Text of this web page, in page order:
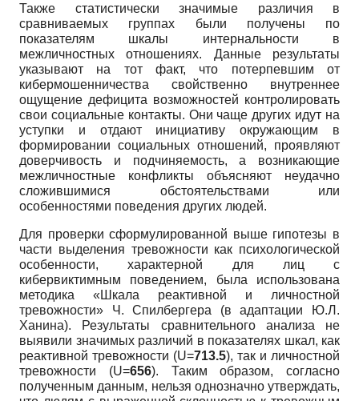
Также статистически значимые различия в
сравниваемых группах были получены по
показателям шкалы интернальности в
межличностных отношениях. Данные результаты
указывают на тот факт, что потерпевшим от
кибермошенничества свойственно внутреннее
ощущение дефицита возможностей контролировать
свои социальные контакты. Они чаще других идут на
уступки и отдают инициативу окружающим в
формировании социальных отношений, проявляют
доверчивость и подчиняемость, а возникающие
межличностные конфликты объясняют неудачно
сложившимися обстоятельствами или
особенностями поведения других людей.
Для проверки сформулированной выше гипотезы в
части выделения тревожности как психологической
особенности, характерной для лиц с
кибервиктимным поведением, была использована
методика «Шкала реактивной и личностной
тревожности» Ч. Спилбергера (в адаптации Ю.Л.
Ханина). Результаты сравнительного анализа не
выявили значимых различий в показателях шкал, как
реактивной тревожности (U=713.5), так и личностной
тревожности (U=656). Таким образом, согласно
полученным данным, нельзя однозначно утверждать,